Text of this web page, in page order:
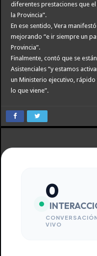
diferentes prestaciones que
la Provincia”.
En ese sentido, Vera
mejorando “e ir siempre un
Provincia”.
Finalmente, contó que se
Asistenciales “y estamos
un Ministerio ejecutivo,
lo que viene”.
0
VIVO